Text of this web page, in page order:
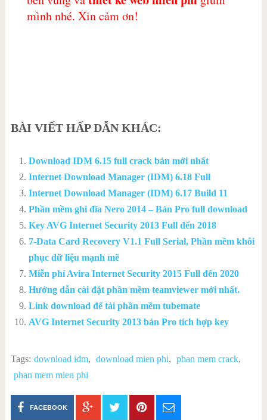
mình nhé. Xin cảm ơn!
BÀI VIẾT HẤP DẪN KHÁC:
Download IDM 6.15 full crack bản mới nhất
Internet Download Manager (IDM) 6.18 Full
Internet Download Manager (IDM) 6.17 Build 11
Phần mềm ghi đĩa Nero 2014 – Bản Pro full download
Key AVG Internet Security 2013 Full đến 2018
7-Data Card Recovery V1.1 Full Serial, Phần mềm khôi
phục dữ liệu mạnh mẽ
Miễn phí Avira Internet Security 2015 Full đến 2020
Hướng dẫn cài đặt phần mềm teamviewer mới nhất.
Link download để tải phần mềm tubemate
AVG Internet Security 2013 bản Pro tích hợp key
Tags: download idm, download mien phi, phan mem crack,
phan mem mien phi
FACEBOOK